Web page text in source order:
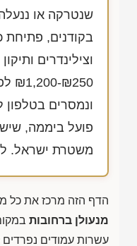
שנטרקה או
בקודנים, פתיחת
וצילינדרים
₪1,200-₪250
ונמסרים בטלפון
פועל ביממה,
משטרת ישראל.
הדף הזה מרכז את כל
מנעולן ברחובות
עשרות עמודים נפרדים